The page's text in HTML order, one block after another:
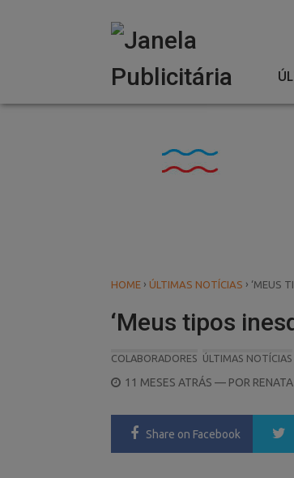
HOME › ÚLTIMAS NOTÍCIAS › ‘MEUS
‘Meus tipos
COLABORADORES ÚLTIMAS NOTÍCIAS
POSTED
11 MESES ATRÁS — POR
Share on Facebook